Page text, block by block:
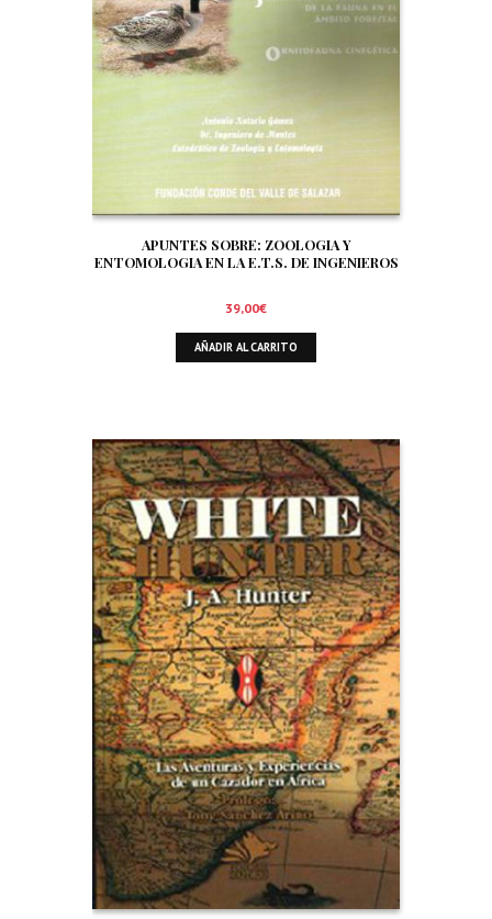
APUNTES SOBRE: ZOOLOGIA Y
ENTOMOLOGIA EN LA E.T.S. DE INGENIEROS
FORESTAL. ORNITOFAUNA CINEGETICA
39,00€
AÑADIR AL CARRITO